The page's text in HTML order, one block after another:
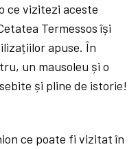
ce vizitezi aceste
Termessos își
apuse. În
un mausoleu și o
și pline de istorie!
ce poate fi vizitat în